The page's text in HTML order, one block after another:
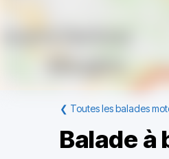
❮ Toutes les balades
Balade à